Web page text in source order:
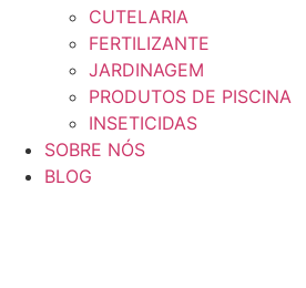
CUTELARIA
FERTILIZANTE
JARDINAGEM
PRODUTOS DE PISCINA
INSETICIDAS
SOBRE NÓS
BLOG